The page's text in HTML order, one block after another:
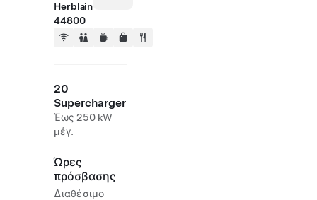
Herblain
44800
20
Supercharger
Έως 250 kW
μέγ.
Ώρες
πρόσβασης
Διαθέσιμο